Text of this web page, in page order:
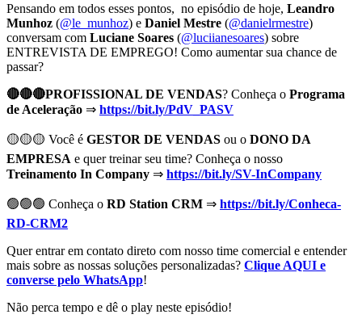
Pensando em todos esses pontos, no episódio de hoje, Leandro
Munhoz (⁠@le_munhoz⁠) e Daniel Mestre (⁠@danielrmestre⁠)
conversam com Luciane Soares (⁠@luciianesoares⁠) sobre
ENTREVISTA DE EMPREGO! Como aumentar sua chance de
passar?
🔴🔴🔴PROFISSIONAL DE VENDAS? Conheça o Programa
de Aceleração ⇒ https://bit.ly/PdV_PASV
🟡🟡🟡 Você é GESTOR DE VENDAS ou o DONO DA
EMPRESA e quer treinar seu time? Conheça o nosso
Treinamento In Company ⇒ https://bit.ly/SV-InCompany
🟢🟢🟢 Conheça o RD Station CRM ⇒ https://bit.ly/Conheca-
RD-CRM2
Quer entrar em contato direto com nosso time comercial e entender
mais sobre as nossas soluções personalizadas? Clique AQUI e
converse pelo WhatsApp!
Não perca tempo e dê o play neste episódio!